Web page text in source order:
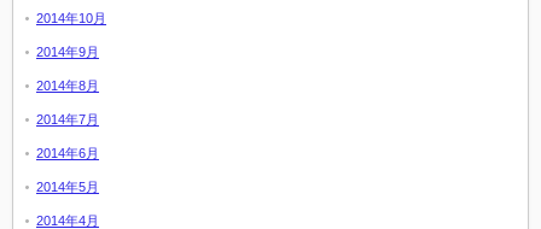
2014年10月
2014年9月
2014年8月
2014年7月
2014年6月
2014年5月
2014年4月